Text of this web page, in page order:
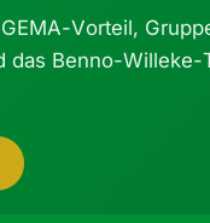
Vorteil,
das Benno-